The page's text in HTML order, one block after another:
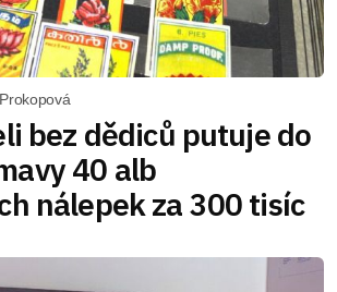
bez dědiců putuje do
40 alb
nálepek za 300 tisíc